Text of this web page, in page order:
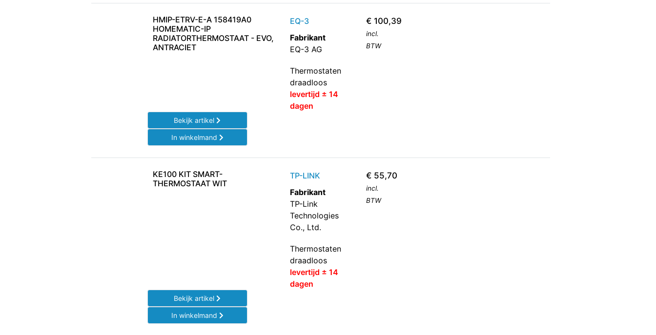
HMIP-ETRV-E-A 158419A0
HOMEMATIC-IP
RADIATORTHERMOSTAAT - EVO,
ANTRACIET
EQ-3
Fabrikant
EQ-3 AG
Thermostaten
draadloos
levertijd ± 14
dagen
€ 100,39
incl.
BTW
Bekijk artikel
In winkelmand
KE100 KIT SMART-
THERMOSTAAT WIT
TP-LINK
Fabrikant
TP-Link
Technologies
Co., Ltd.
Thermostaten
draadloos
levertijd ± 14
dagen
€ 55,70
incl.
BTW
Bekijk artikel
In winkelmand